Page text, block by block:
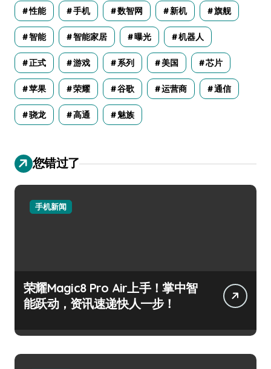
性能 手机 数智网 新机 旗舰
智能 智能家居 曝光 机器人
正式 游戏 系列 美国 芯片
苹果 荣耀 谷歌 运营商 通信
骁龙 高通 魅族
您错过了
手机新闻
荣耀Magic8 Pro Air上手！掌中智
能跃动，资讯速递快人一步！